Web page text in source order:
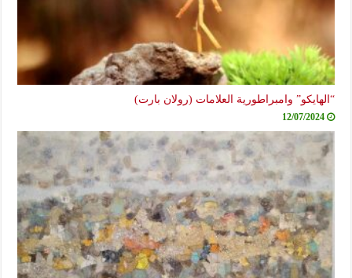
“الهايكو” وامبراطورية العلامات (رولان بارت)
12/07/2024